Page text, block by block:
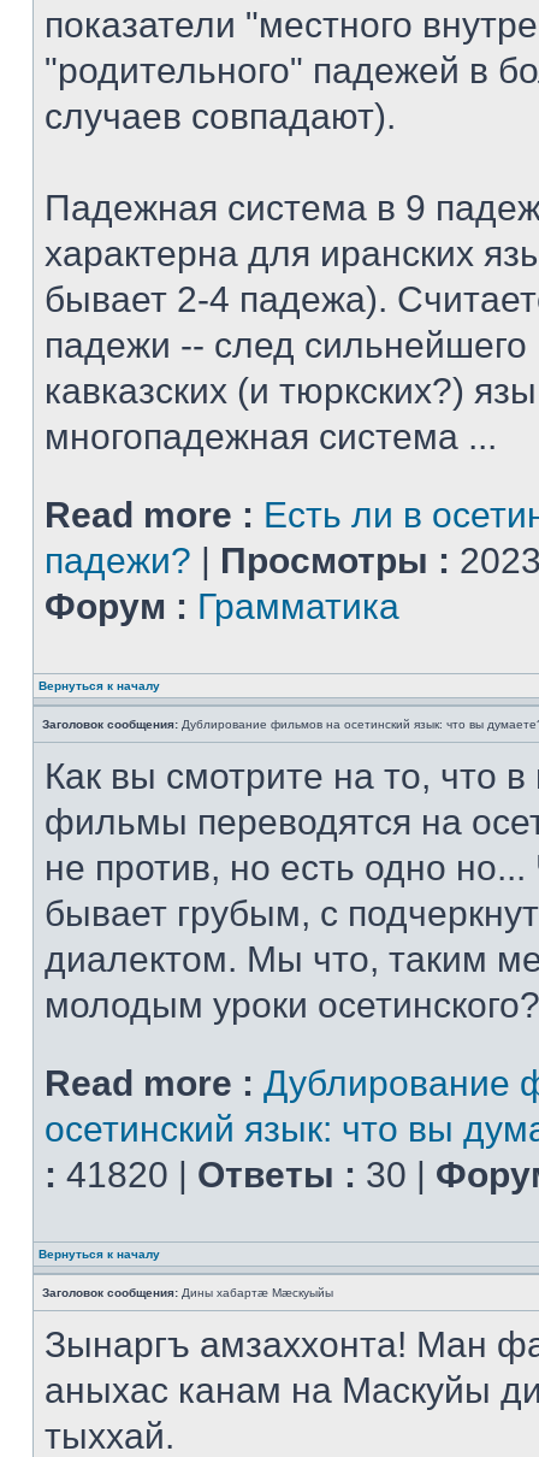
показатели "местного
"родительного" падежей в
случаев совпадают).
Падежная система в 9
характерна для иранских
бывает 2-4 падежа).
падежи -- след сильнейшего
кавказских (и тюркских?)
многопадежная система ...
Read more : Есть ли в
падежи? | Просмотры :
Форум : Грамматика
Вернуться к началу
Заголовок сообщения: Дублирование фильмов на осетинский язык: что вы
Как вы смотрите на то, что
фильмы переводятся на
не против, но есть одно
бывает грубым, с
диалектом. Мы что, таким
молодым уроки
Read more : Дублирование
осетинский язык: что вы
: 41820 | Ответы : 30 |
Вернуться к началу
Заголовок сообщения: Дины хабартæ Мæскуыйы
Зынаргъ амзаххонта! Ман
аныхас канам на Маскуйы
тыххай.